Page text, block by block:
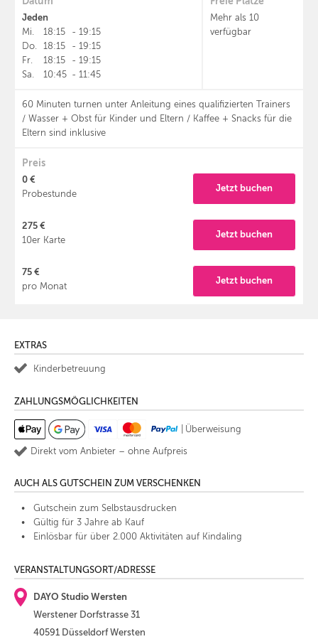
Jeden
Mi. 18:15 - 19:15
Do.
18:15 - 19:15
Fr.
18:15 - 19:15
Sa.
10:45 - 11:45
60 Minuten turnen unter Anleitung eines qualifizierten Trainers
/ Wasser + Obst für Kinder und Eltern / Kaffee + Snacks für die
Eltern sind inklusive
Mehr als 10
verfügbar
Preis
0 €
Probestunde
Jetzt buchen
275 €
10er Karte
Jetzt buchen
75 €
pro Monat
Jetzt buchen
EXTRAS
Kinderbetreuung
ZAHLUNGSMÖGLICHKEITEN
Überweisung
Direkt vom Anbieter – ohne Aufpreis
AUCH ALS GUTSCHEIN ZUM VERSCHENKEN
Gutschein zum Selbstausdrucken
Gültig für 3 Jahre ab Kauf
Einlösbar für über 2.000 Aktivitäten auf Kindaling
VERANSTALTUNGSORT/ADRESSE
DAYO Studio Wersten
Werstener Dorfstrasse 31
40591 Düsseldorf Wersten